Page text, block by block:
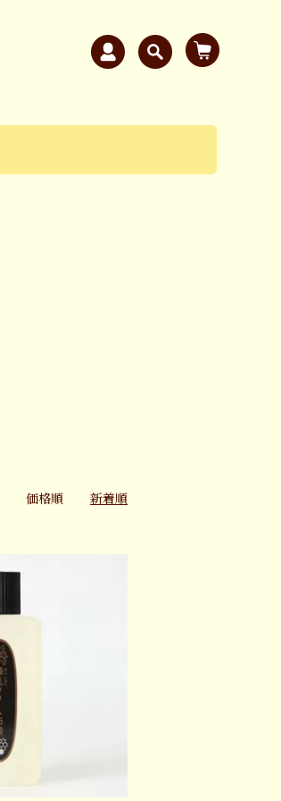
価格順 新着順